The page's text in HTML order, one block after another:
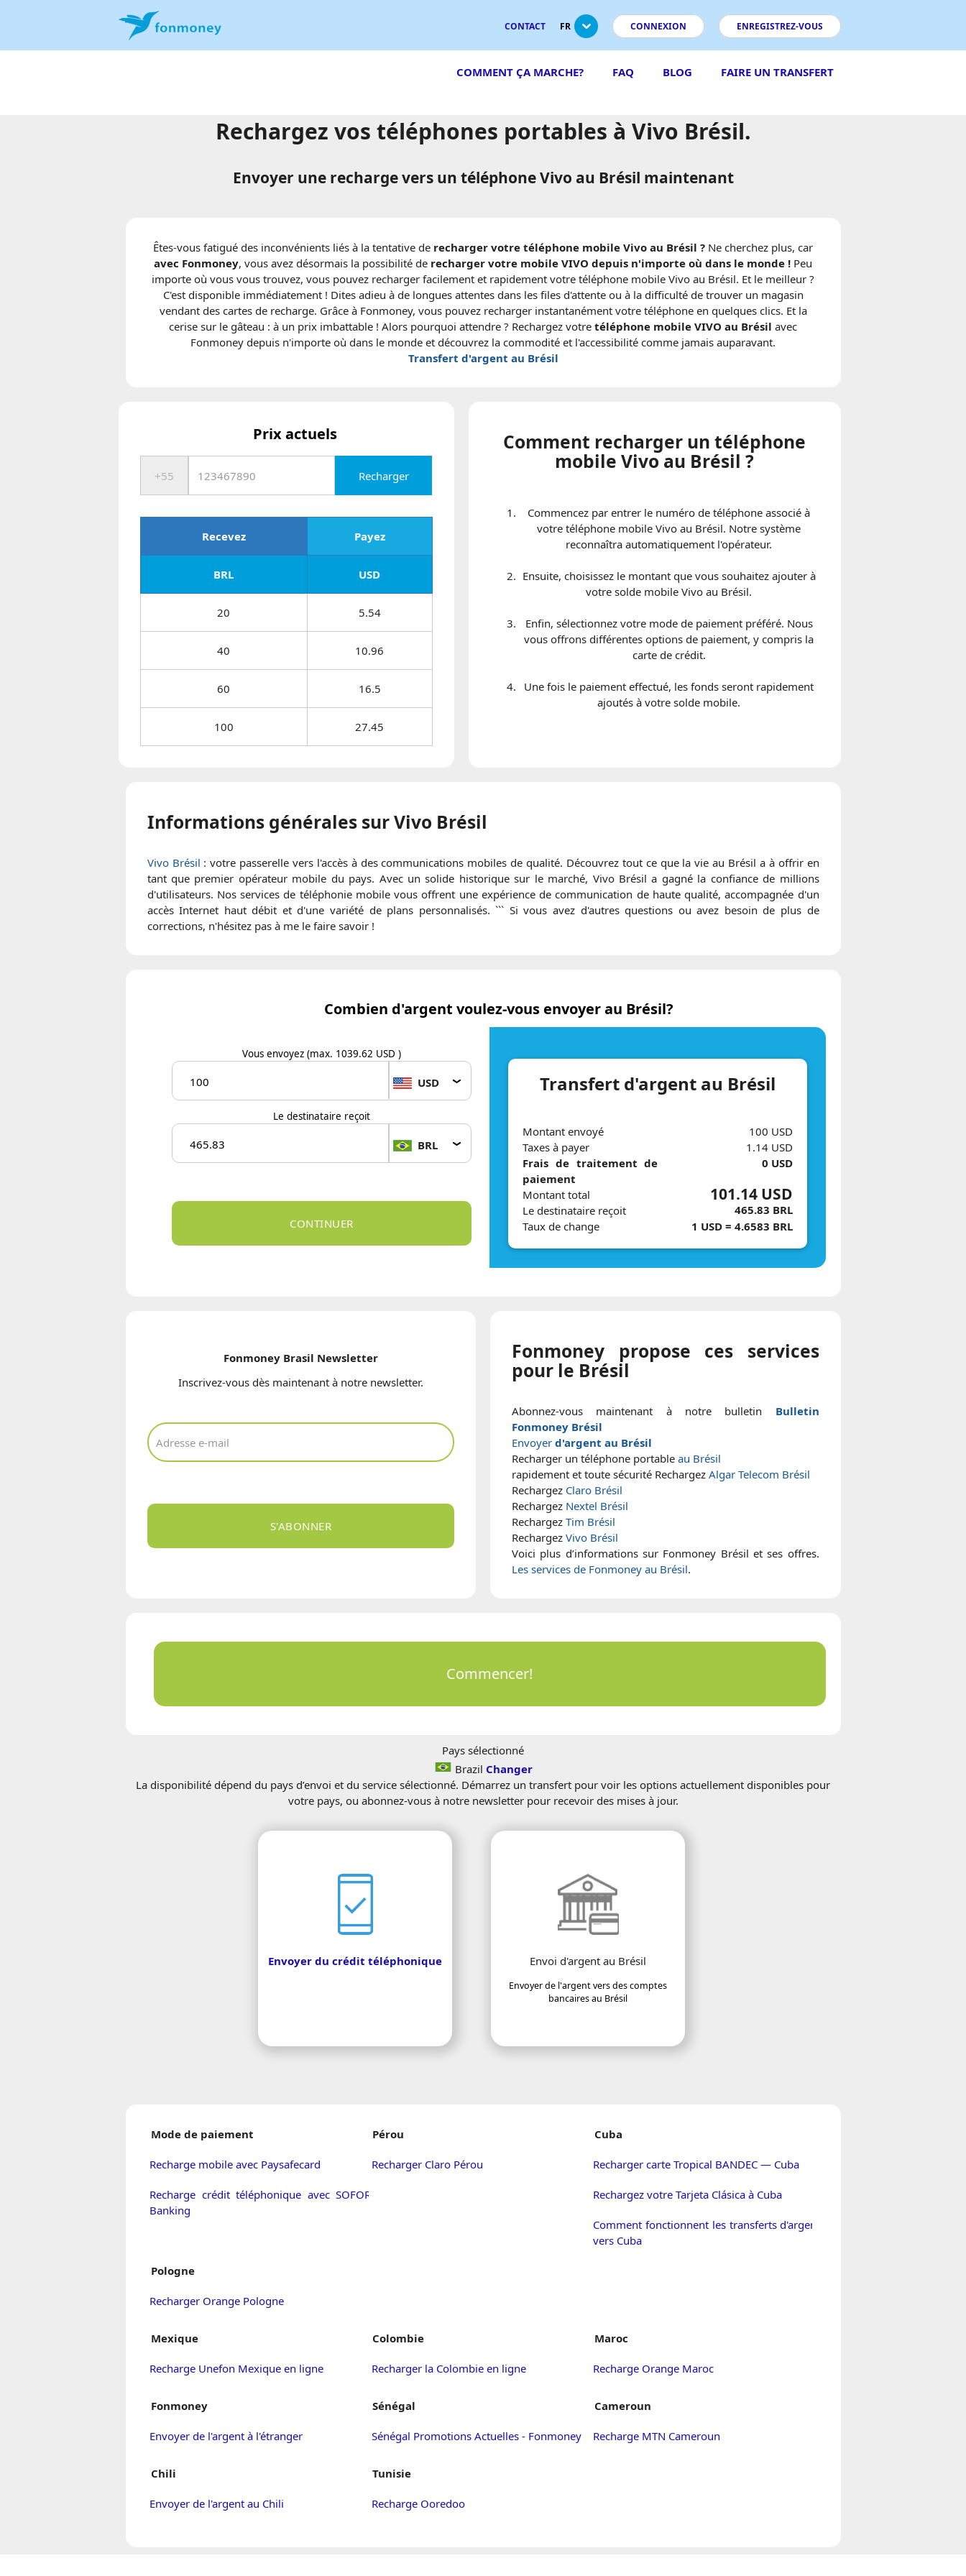
CONTACT FR CONNEXION ENREGISTREZ-VOUS
COMMENT ÇA MARCHE? FAQ BLOG FAIRE UN TRANSFERT
Rechargez vos téléphones portables à Vivo Brésil.
Envoyer une recharge vers un téléphone Vivo au Brésil maintenant
Êtes-vous fatigué des inconvénients liés à la tentative de recharger votre téléphone mobile Vivo au Brésil ? Ne cherchez plus, car
avec Fonmoney, vous avez désormais la possibilité de recharger votre mobile VIVO depuis n'importe où dans le monde ! Peu
importe où vous vous trouvez, vous pouvez recharger facilement et rapidement votre téléphone mobile Vivo au Brésil. Et le meilleur ?
C'est disponible immédiatement ! Dites adieu à de longues attentes dans les files d'attente ou à la difficulté de trouver un magasin
vendant des cartes de recharge. Grâce à Fonmoney, vous pouvez recharger instantanément votre téléphone en quelques clics. Et la
cerise sur le gâteau : à un prix imbattable ! Alors pourquoi attendre ? Rechargez votretéléphone mobile VIVO au Brésil avec
Fonmoney depuis n'importe où dans le monde et découvrez la commodité et l'accessibilité comme jamais auparavant.
Transfert d'argent au Brésil
Prix actuels
Recharger
Recevez Payez
BRL USD
20 5.54
40 10.96
60 16.5
100 27.45
Comment recharger un téléphone
mobile Vivo au Brésil ?
Commencez par entrer le numéro de téléphone associé à
votre téléphone mobile Vivo au Brésil. Notre système
reconnaîtra automatiquement l'opérateur.
Ensuite, choisissez le montant que vous souhaitez ajouter à
votre solde mobile Vivo au Brésil.
Enfin, sélectionnez votre mode de paiement préféré. Nous
vous offrons différentes options de paiement, y compris la
carte de crédit.
Une fois le paiement effectué, les fonds seront rapidement
ajoutés à votre solde mobile.
Informations générales surVivo Brésil
Vivo Brésil : votre passerelle vers l'accès à des communications mobiles de qualité. Découvrez tout ce que la vie au Brésil a à offrir en
tant que premier opérateur mobile du pays. Avec un solide historique sur le marché, Vivo Brésil a gagné la confiance de millions
d'utilisateurs. Nos services de téléphonie mobile vous offrent une expérience de communication de haute qualité, accompagnée d'un
accès Internet haut débit et d'une variété de plans personnalisés. ``` Si vous avez d'autres questions ou avez besoin de plus de
corrections, n'hésitez pas à me le faire savoir !
Combien d'argent voulez-vous envoyer au Brésil?
Vous envoyez(max. 1039.62 USD )
USD
Le destinataire reçoit
BRL
Transfert d'argent au Brésil
Montant envoyé
Taxes à payer
Frais de traitement de
paiement
100 USD
1.14 USD
0 USD
Montant total
Le destinataire reçoit
101.14 USD
465.83 BRL
Taux de change
1 USD = 4.6583 BRL
Fonmoney Brasil Newsletter
Inscrivez-vous dès maintenant à notre newsletter.
S'ABONNER
Fonmoney propose ces services
pour le Brésil
Abonnez-vous maintenant à notre bulletin Bulletin
Fonmoney Brésil
Envoyer d'argent au Brésil
Recharger un téléphone portableau Brésil
rapidement et toute sécurité RechargezAlgar Telecom Brésil
Rechargez Claro Brésil
Rechargez Nextel Brésil
RechargezTim Brésil
RechargezVivo Brésil
Voici plus d’informations sur Fonmoney Brésil et ses offres.
Les services de Fonmoney au Brésil.
Commencer!
Pays sélectionné
Brazil Changer
La disponibilité dépend du pays d’envoi et du service sélectionné. Démarrez un transfert pour voir les options actuellement disponibles pour
votre pays, ou abonnez-vous à notre newsletter pour recevoir des mises à jour.
Envoyer du crédit téléphonique Envoi d'argent au Brésil
Envoyer de l'argent vers des comptes
bancaires au Brésil
Mode de paiement
Recharge mobile avec Paysafecard
Recharge crédit téléphonique avec SOFORT
Banking
Pérou
Recharger Claro Pérou
Cuba
Recharger carte Tropical BANDEC — Cuba
Rechargez votre Tarjeta Clásica à Cuba
Comment fonctionnent les transferts d'argent
vers Cuba
Pologne
Recharger Orange Pologne
Mexique
Recharge Unefon Mexique en ligne
Colombie
Recharger la Colombie en ligne
Maroc
Recharge Orange Maroc
Fonmoney
Envoyer de l'argent à l'étranger
Sénégal
Sénégal Promotions Actuelles - Fonmoney
Cameroun
Recharge MTN Cameroun
Chili
Envoyer de l'argent au Chili
Tunisie
Recharge Ooredoo